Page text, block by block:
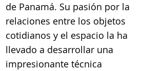
de Panamá. Su pasión por la
relaciones entre los objetos
cotidianos y el espacio la ha
llevado a desarrollar una
impresionante técnica